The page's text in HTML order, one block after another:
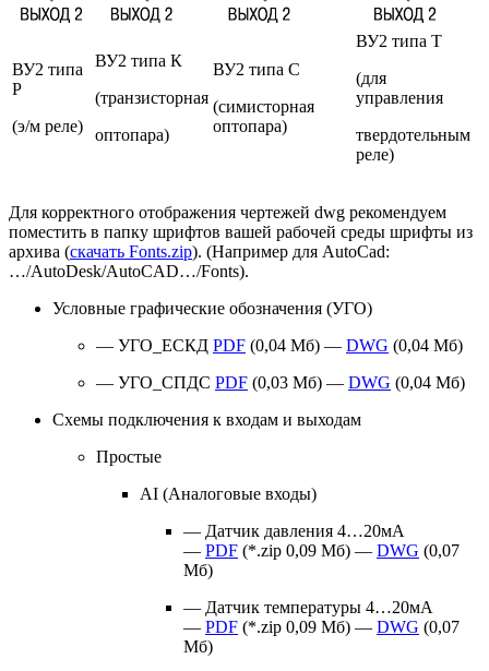
ВУ2 типа
Р
(э/м реле)
ВУ2 типа К
(транзисторная
оптопара)
ВУ2 типа С
(симисторная
оптопара)
ВУ2 типа Т
(для
управления
твердотельным
реле)
Для корректного отображения чертежей dwg рекомендуем
поместить в папку шрифтов вашей рабочей среды шрифты из
архива (скачать Fonts.zip). (Например для AutoCad:
…/AutoDesk/AutoCAD…/Fonts).
Условные графические обозначения (УГО)
— УГО_ЕСКД PDF (0,04 Мб) — DWG (0,04 Мб)
— УГО_СПДС PDF (0,03 Мб) — DWG (0,04 Мб)
Схемы подключения к входам и выходам
Простые
AI (Аналоговые входы)
— Датчик давления 4…20мА
— PDF (*.zip 0,09 Мб) — DWG (0,07
Мб)
— Датчик температуры 4…20мА
— PDF (*.zip 0,09 Мб) — DWG (0,07
Мб)